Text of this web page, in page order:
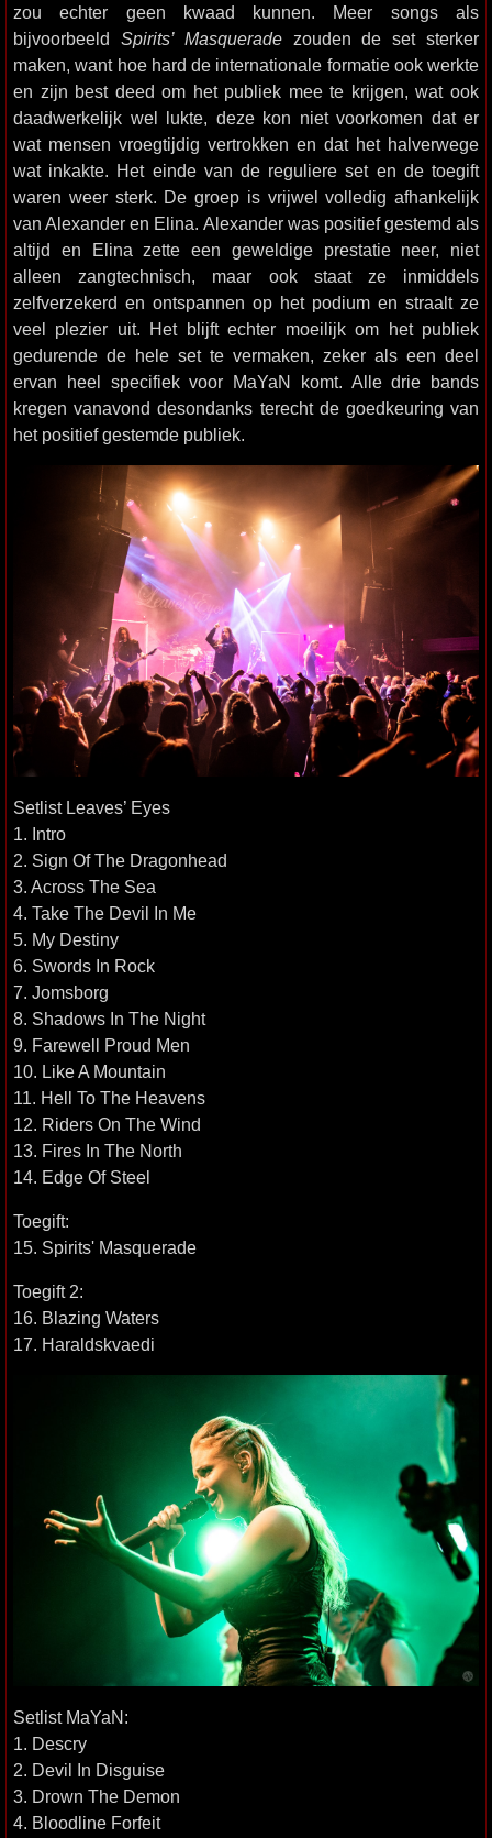
zou echter geen kwaad kunnen. Meer songs als
bijvoorbeeld Spirits’ Masqueradezouden de set sterker
maken, want hoe hard de internationale formatie ook werkte
en zijn best deed om het publiek mee te krijgen, wat ook
daadwerkelijk wel lukte, deze kon niet voorkomen dat er
wat mensen vroegtijdig vertrokken en dat het halverwege
wat inkakte. Het einde van de reguliere set en de toegift
waren weer sterk. De groep is vrijwel volledig afhankelijk
van Alexander en Elina. Alexander was positief gestemd als
altijd en Elina zette een geweldige prestatie neer, niet
alleen zangtechnisch, maar ook staat ze inmiddels
zelfverzekerd en ontspannen op het podium en straalt ze
veel plezier uit. Het blijft echter moeilijk om het publiek
gedurende de hele set te vermaken, zeker als een deel
ervan heel specifiek voor MaYaN komt. Alle drie bands
kregen vanavond desondanks terecht de goedkeuring van
het positief gestemde publiek.
Setlist Leaves’ Eyes
1. Intro
2. Sign Of The Dragonhead
3. Across The Sea
4. Take The Devil In Me
5. My Destiny
6. Swords In Rock
7. Jomsborg
8. Shadows In The Night
9. Farewell Proud Men
10. Like A Mountain
11. Hell To The Heavens
12. Riders On The Wind
13. Fires In The North
14. Edge Of Steel
Toegift:
15. Spirits' Masquerade
Toegift 2:
16. Blazing Waters
17. Haraldskvaedi
Setlist MaYaN:
1. Descry
2. Devil In Disguise
3. Drown The Demon
4. Bloodline Forfeit